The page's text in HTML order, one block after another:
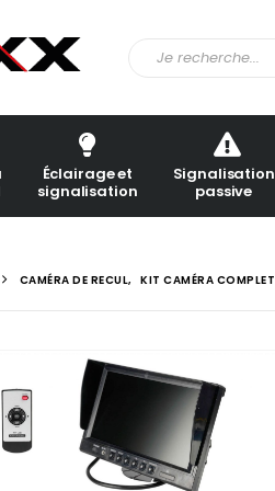
Éclairage et
signalisation
Signalisation
passive
CAMÉRA DE RECUL, KIT CAMÉRA COMPLET